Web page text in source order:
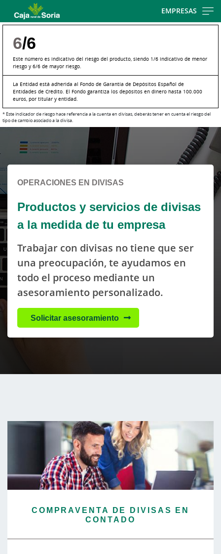
EMPRESAS
6/6
Este número es indicativo del riesgo del producto, siendo 1/6 indicativo de menor
riesgo y 6/6 de mayor riesgo.
La Entidad está adherida al Fondo de Garantía de Depósitos Español de
Entidades de Crédito. El Fondo garantiza los depósitos en dinero hasta 100.000
euros, por titular y entidad.
* Este indicador de riesgo hace referencia a la cuenta en divisas, deberás tener en cuenta el riesgo del
tipo de cambio asociado a la divisa.
contenido,
por
favor
espere...
OPERACIONES EN DIVISAS
Productos y servicios de divisas
a la medida de tu empresa
Trabajar con divisas no tiene que ser
una preocupación, te ayudamos en
todo el proceso mediante un
asesoramiento personalizado.
Solicitar asesoramiento
COMPRAVENTA DE DIVISAS EN
CONTADO